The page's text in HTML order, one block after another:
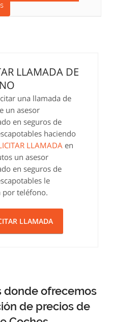
LLAMADA DE
una llamada de
un asesor
en seguros de
haciendo
LLAMADA en
un asesor
en seguros de
le
por teléfono.
LLAMADA
donde ofrecemos
de precios de